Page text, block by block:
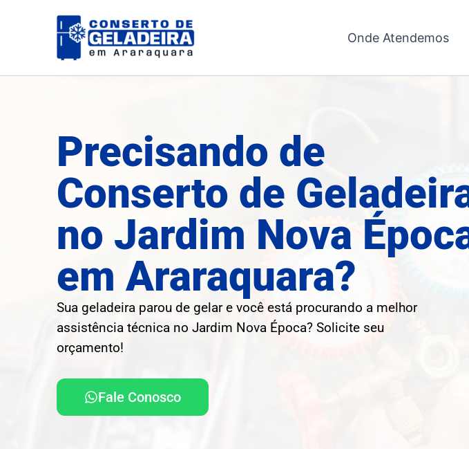
Onde Atendemos
Precisando de
Conserto de
no Jardim Nova
em Araraquara?
Sua geladeira parou de gelar e você está procurando a melhor
assistência técnica no Jardim Nova Época? Solicite seu
orçamento!
Fale Conosco